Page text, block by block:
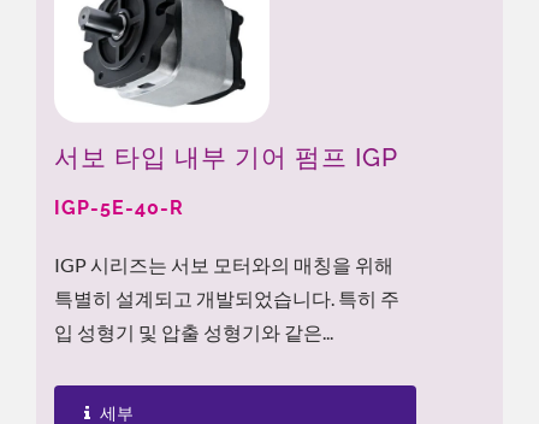
서보 타입 내부 기어 펌프 IGP
IGP-5E-40-R
IGP 시리즈는 서보 모터와의 매칭을 위해
특별히 설계되고 개발되었습니다. 특히 주
입 성형기 및 압출 성형기와 같은...
세부